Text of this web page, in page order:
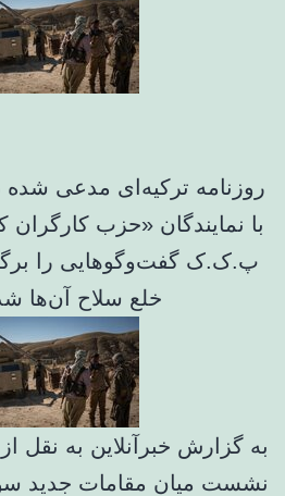
روزنامه ترکیه‌ای مدعی شده
با نمایندگان «حزب
پ.ک.ک گفت‌وگوهایی را
خلع سلاح آن‌ها
نشست میان مقامات جدید